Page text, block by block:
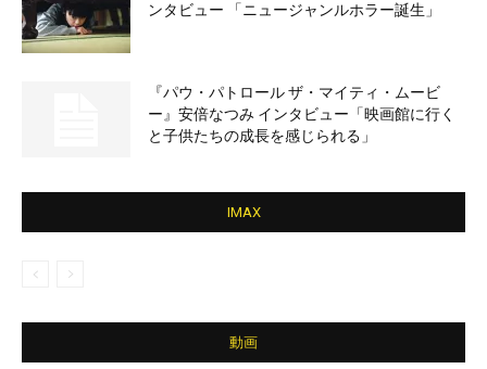
ンタビュー 「ニュージャンルホラー誕生」
『パウ・パトロール ザ・マイティ・ムービ
ー』安倍なつみ インタビュー「映画館に行く
と子供たちの成長を感じられる」
IMAX
動画